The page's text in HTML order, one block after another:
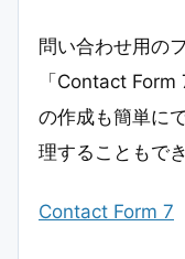
問い合わせ用の
「Contact
の作成も簡単に
理することもでき
Contact Form 7